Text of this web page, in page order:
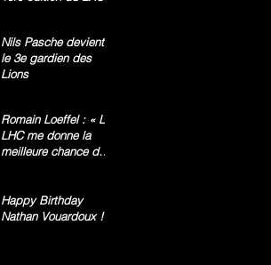
Nils Pasche devient
le 3e gardien des
Lions
Romain Loeffel : « Le
LHC me donne la
meilleure chance de
Happy Birthday
Nathan Vouardoux !